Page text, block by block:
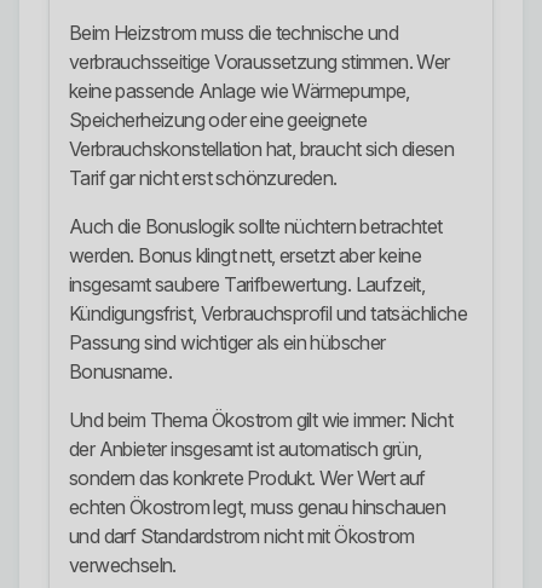
Beim Heizstrom muss die technische und
verbrauchsseitige Voraussetzung stimmen. Wer
keine passende Anlage wie Wärmepumpe,
Speicherheizung oder eine geeignete
Verbrauchskonstellation hat, braucht sich diesen
Tarif gar nicht erst schönzureden.
Auch die Bonuslogik sollte nüchtern betrachtet
werden. Bonus klingt nett, ersetzt aber keine
insgesamt saubere Tarifbewertung. Laufzeit,
Kündigungsfrist, Verbrauchsprofil und tatsächliche
Passung sind wichtiger als ein hübscher
Bonusname.
Und beim Thema Ökostrom gilt wie immer: Nicht
der Anbieter insgesamt ist automatisch grün,
sondern das konkrete Produkt. Wer Wert auf
echten Ökostrom legt, muss genau hinschauen
und darf Standardstrom nicht mit Ökostrom
verwechseln.